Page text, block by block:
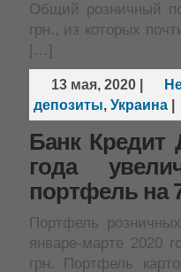
Общий розничный
грн., из которых
[…]
13 мая, 2020|
депозиты, Украина|
Банк Кредит
года
портфель на
Портфель
январе-марте 2020
грн. Портфель